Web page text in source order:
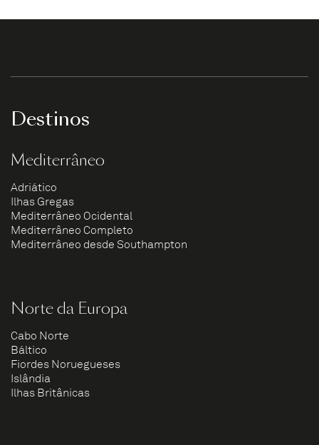
Destinos
Mediterrâneo
Adriático
Ilhas Gregas
Mediterrâneo Ocidental
Mediterrâneo Completo
Mediterrâneo desde Southampton
Norte da Europa
Cabo Norte
Báltico
Fiordes Noruegueses
Islândia
Ilhas Britânicas